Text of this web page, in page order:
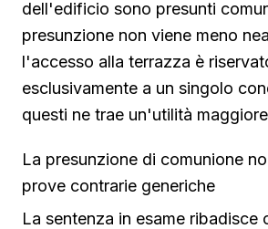
dell'edificio sono presunti
presunzione non viene meno
l'accesso alla terrazza è
esclusivamente a un singolo
questi ne trae un'utilità
La presunzione di comunione
prove contrarie generiche
La sentenza in esame ribadisce